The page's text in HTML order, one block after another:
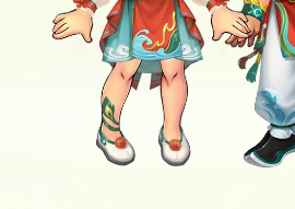
冬意绵绵 卡皮巴拉